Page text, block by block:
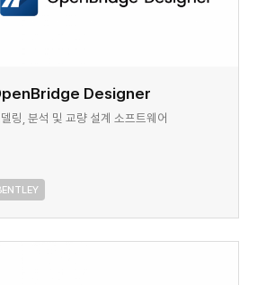
Designer
링, 분석 및 교량 설계 소프트웨어